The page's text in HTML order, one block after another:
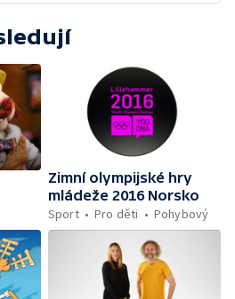
Zimní olympijské hry
mládeže 2016 Norsko
Sport
Pro děti Pohybový